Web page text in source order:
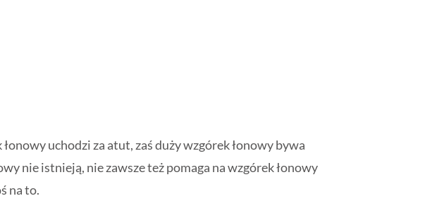
uchodzi za atut, zaś duży wzgórek łonowy bywa
nie istnieją, nie zawsze też pomaga na wzgórek łonowy
na to.